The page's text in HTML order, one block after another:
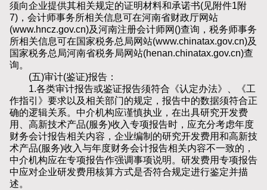
须向企业提供其相关规定的证明材料和承诺书(见附件1附
7)，会计师事务所相关信息可在河南省财政厅网站
(www.hncz.gov.cn)及河南注册会计师网()查询，税务师事务
所相关信息可在国家税务总局网站(www.chinatax.gov.cn)及
国家税务总局河南省税务局网站(henan.chinatax.gov.cn)查
询。
(五)审计(鉴证)报告：
1.各类审计报告或鉴证报告须符合《认定办法》、《工
作指引》要求以及相关部门的规定，报告中的数据须符合正
确的逻辑关系。中介机构应谨慎执业，在出具研究开发费
用、高新技术产品(服务)收入专项报告时，应充分考虑年度
财务会计报告相关内容，企业编制的研究开发费用和高新技
术产品(服务)收入与年度财务会计报告相关内容不一致的，
中介机构应在专项报告作强调事项说明。研发费用专项报告
中应对企业研发费用核算方式是否符合规定进行鉴定并描
述。